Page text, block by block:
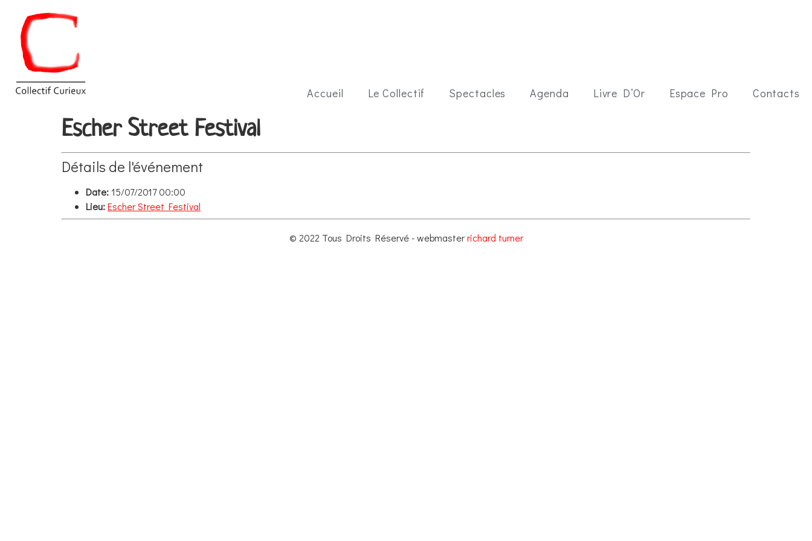
Accueil Le Collectif Spectacles Agenda Livre D’Or Espace Pro Contacts
Escher Street Festival
Détails de l'événement
Date:15/07/2017 00:00
Lieu:Escher Street Festival
© 2022 Tous Droits Réservé - webmasterrichard turner